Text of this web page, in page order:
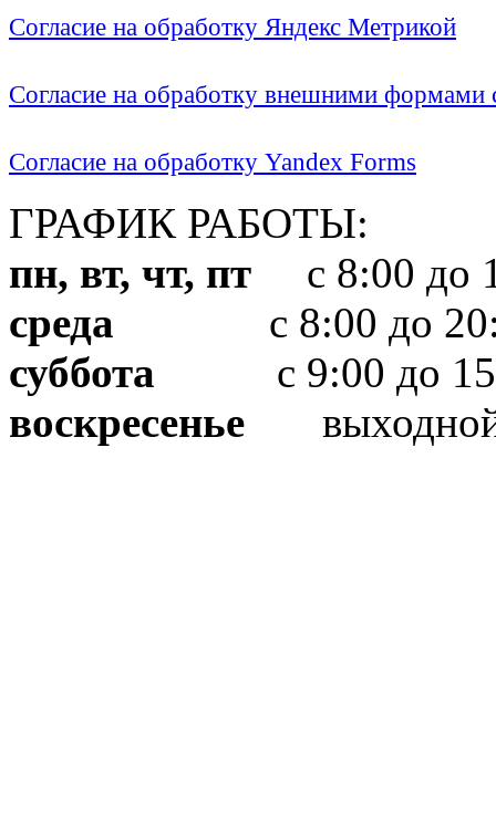
Согласие на обработку Яндекс Метрикой
Согласие на обработку внешними формами
Согласие на обработку Yandex Forms
ГРАФИК РАБОТЫ:
пн, вт, чт, пт с 8:00 до
среда с 8:00 до
суббота с 9:00 до
воскресенье